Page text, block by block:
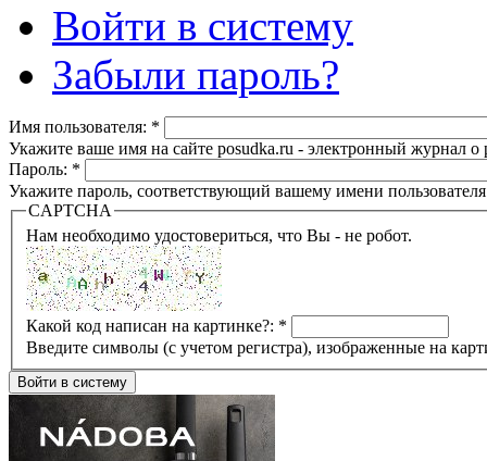
Войти в систему
Забыли пароль?
Имя пользователя: *
Укажите ваше имя на сайте posudka.ru - электронный журнал
Пароль: *
Укажите пароль, соответствующий вашему имени
CAPTCHA
Нам необходимо удостовериться, что Вы - не робот.
Какой код написан на картинке?: *
Введите символы (с учетом регистра), изображенные на